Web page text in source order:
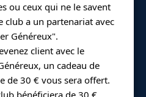
ou ceux qui ne le savent
club a un partenariat avec
Généreux".
client avec le
un cadeau de
de 30 € vous sera offert.